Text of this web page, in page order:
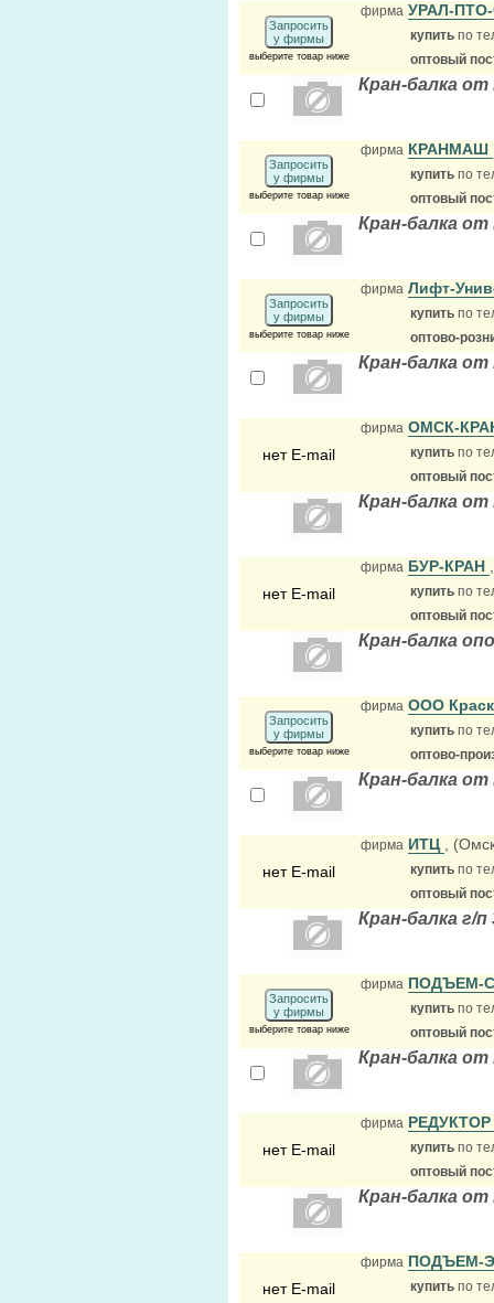
Запросить
у фирмы
выберите товар ниже
фирма УРАЛ-
купить по
оптовый
Кран-балка
Запросить
у фирмы
выберите товар ниже
фирма КРАНМАШ
купить по
оптовый
Кран-балка
Запросить
у фирмы
выберите товар ниже
фирма Лифт-
купить по
оптово-
Кран-балка
нет E-mail
фирма ОМСК-
купить по
оптовый
Кран-балка
нет E-mail
фирма БУР-КРАН
купить по
оптовый
Кран-балка
Запросить
у фирмы
выберите товар ниже
фирма ООО
купить по
оптово-
Кран-балка от
нет E-mail
фирма ИТЦ ,
купить по
оптовый
Кран-балка г/п
Запросить
у фирмы
выберите товар ниже
фирма ПОДЪЕМ-
купить по
оптовый
Кран-балка
нет E-mail
фирма
купить по
оптовый
Кран-балка
нет E-mail
фирма ПОДЪЕМ-
купить по